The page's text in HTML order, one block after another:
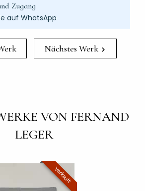
Zugang
auf WhatsApp
Nächstes Werk
VON FERNAND
LEGER
Verkauft